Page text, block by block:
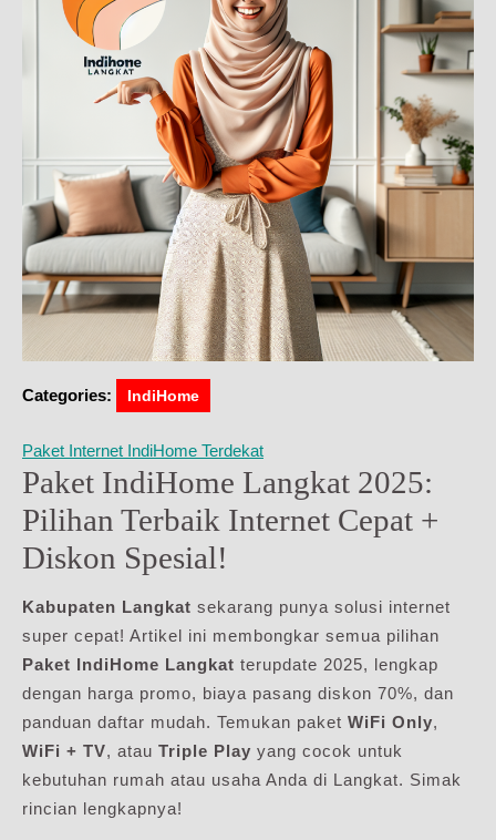
Categories: IndiHome
Paket Internet IndiHome Terdekat
Paket IndiHome Langkat 2025:
Pilihan Terbaik Internet Cepat +
Diskon Spesial!
Kabupaten Langkat sekarang punya solusi internet
super cepat! Artikel ini membongkar semua pilihan
Paket IndiHome Langkat terupdate 2025, lengkap
dengan harga promo, biaya pasang diskon 70%, dan
panduan daftar mudah. Temukan paket WiFi Only,
WiFi + TV, atau Triple Play yang cocok untuk
kebutuhan rumah atau usaha Anda di Langkat. Simak
rincian lengkapnya!